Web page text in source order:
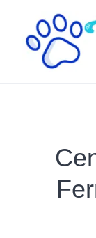
content